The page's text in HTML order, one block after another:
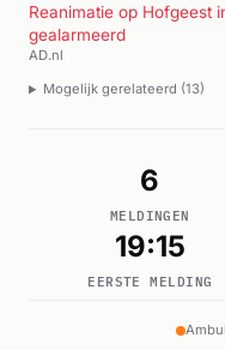
Reanimatie op Hofgeest
gealarmeerd
AD.nl
Mogelijk gerelateerd (13)
6
MELDINGEN
19:15
EERSTE MELDING